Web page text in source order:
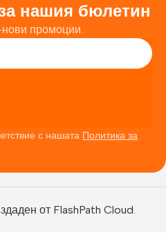
нашия бюлетин
промоции.
с нашата Политика за
от FlashPath Cloud.